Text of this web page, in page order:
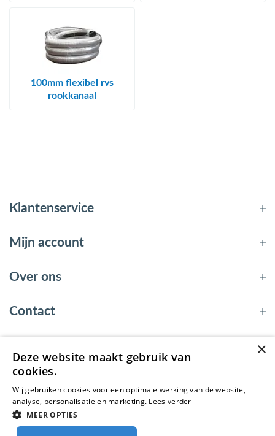
100mm flexibel rvs
rookkanaal
Klantenservice
Mijn account
Over ons
Contact
© 2026 - EnergyBy
×
Deze website maakt gebruik van
cookies.
Wij gebruiken cookies voor een optimale werking van de website,
analyse, personalisatie en marketing. Lees verder
MEER OPTIES